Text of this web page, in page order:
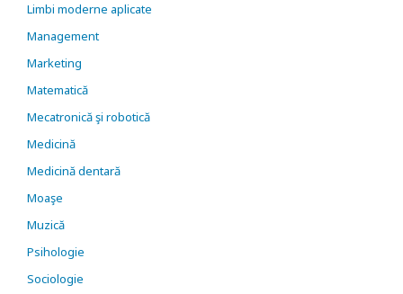
Limbi moderne aplicate
Management
Marketing
Matematică
Mecatronică şi robotică
Medicină
Medicină dentară
Moaşe
Muzică
Psihologie
Sociologie